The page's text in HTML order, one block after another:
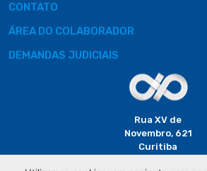
CONTATO
ÁREA DO COLABORADOR
DEMANDAS JUDICIAIS
Rua XV de
Novembro, 621
Curitiba